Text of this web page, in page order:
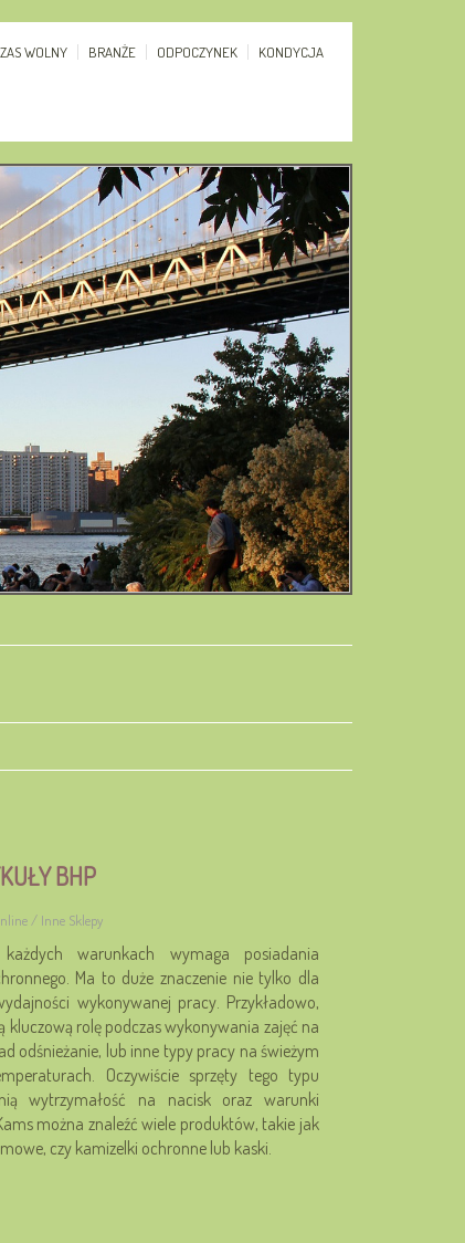
WOLNY BRANŻE ODPOCZYNEK KONDYCJA
BHP
/ Inne Sklepy
warunkach wymaga posiadania
Ma to duże znaczenie nie tylko dla
wykonywanej pracy. Przykładowo,
kluczową rolę podczas wykonywania zajęć na
odśnieżanie, lub inne typy pracy na świeżym
Oczywiście sprzęty tego typu
wytrzymałość na nacisk oraz warunki
można znaleźć wiele produktów, takie jak
czy kamizelki ochronne lub kaski.